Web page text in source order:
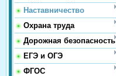
Наставничество
Охрана труда
Дорожная безопасность
ЕГЭ и ОГЭ
ФГОС